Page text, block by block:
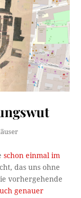
schon einmal im
das uns ohne
vorhergehende
genauer